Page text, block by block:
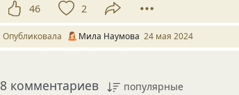
46 2
Опубликовала Мила Наумова 24 мая 2024
8 комментариев популярные